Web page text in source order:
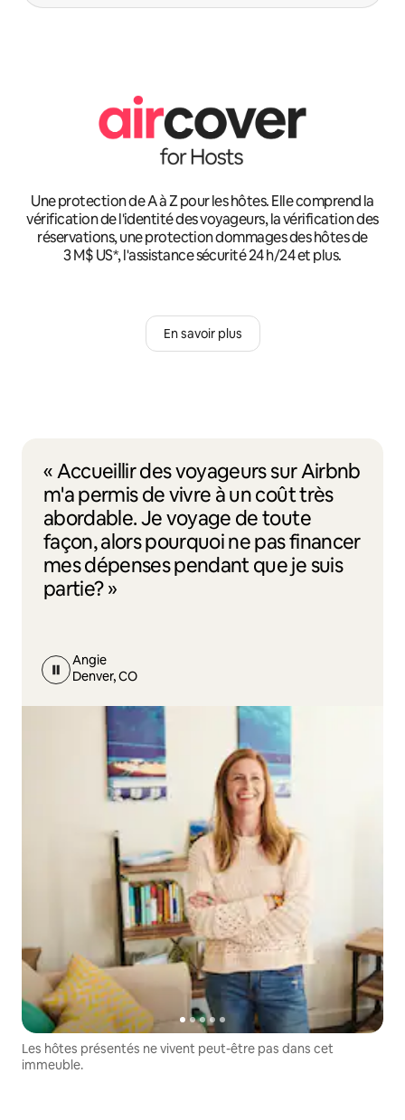
Une protection de A à Z pour les hôtes. Elle comprend la
vérification de l'identité des voyageurs, la vérification des
réservations, une protection dommages des hôtes de
3 M$ US*, l'assistance sécurité 24 h/24 et plus.
En savoir plus
« Accueillir des voyageurs sur Airbnb
m'a permis de vivre à un coût très
abordable. Je voyage de toute
façon, alors pourquoi ne pas financer
mes dépenses pendant que je suis
partie? »
Angie
Denver, CO
Les hôtes présentés ne vivent peut-être pas dans cet
immeuble.